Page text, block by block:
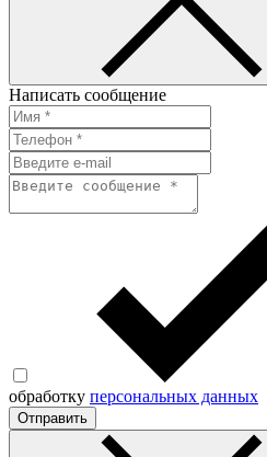
Написать сообщение
обработку персональных данных
Отправить